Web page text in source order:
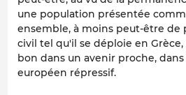
une population présentée
ensemble, à moins peut-être de
civil tel qu'il se déploie en
bon dans un avenir proche,
européen répressif.